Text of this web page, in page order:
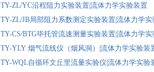
TY-ZL/YC沿程阻力实验装置|流体力学实验装置
TY-ZL/JB局部阻力系数测定实验装置|流体力学
TY-CS/BTG毕托管流速测量实验装置|流体力学
TY-YLY 烟气流线仪（烟风洞）|流体力学实验装
TY-WQL自循环文丘里流量实验仪|流体力学实验